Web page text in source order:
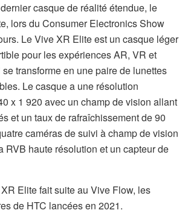
casque de réalité étendue, le
lors du Consumer Electronics Show
Le Vive XR Elite est un casque léger
pour les expériences AR, VR et
transforme en une paire de lunettes
Le casque a une résolution
x 1 920 avec un champ de vision allant
et un taux de rafraîchissement de 90
caméras de suivi à champ de vision
RVB haute résolution et un capteur de
Elite fait suite au Vive Flow, les
de HTC lancées en 2021.